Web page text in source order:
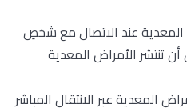
عند الاتصال مع شخصٍ
تنتشر الأمراض المعدية
المعدية عبر الانتقال المباشر